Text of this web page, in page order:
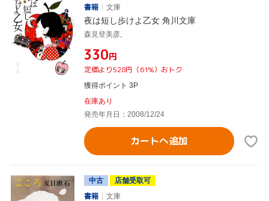
書籍
文庫
夜は短し歩けよ乙女 角川文庫
森見登美彦,
¥330円
定価より528円（61%）おトク
獲得ポイント 3P
在庫あり
発売年月日：2008/12/24
カートへ追加
中古
店舗受取可
書籍
文庫